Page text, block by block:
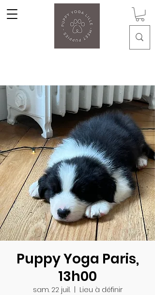
Puppy Yoga Paris,
13h00
sam. 22 juil.
  |
Lieu à définir